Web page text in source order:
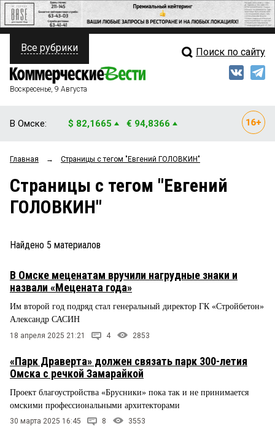
ПОЛИТИКА
ФИНАНСЫ
ОБЩЕСТВО
ЗАКОН
ПРОИСШЕСТВИЯ
СТИЛЬ ЖИЗНИ
Свежий выпуск
Мнения
Рейтинги
Все рубрики Поиск по сайту
Воскресенье, 9 Августа
В Омске: $ 82,1665 € 94,8366
Главная → Страницы c тегом "Евгений ГОЛОВКИН"
Страницы c тегом "Евгений
ГОЛОВКИН"
Найдено 5 материалов
В Омске меценатам вручили нагрудные знаки и
назвали «Мецената года»
Им второй год подряд стал генеральный директор ГК «Стройбетон»
Александр САСИН
18 апреля 2025 21:21 4 2853
«Парк Драверта» должен связать парк 300-летия
Омска с речкой Замарайкой
Проект благоустройства «Брусники» пока так и не принимается
омскими профессиональными архитекторами
30 марта 2025 16:45 8 3553